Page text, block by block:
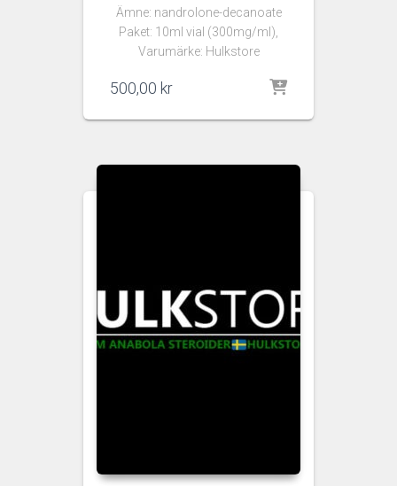
Ämne: nandrolone-decanoate
Paket: 10ml vial (300mg/ml),
Varumärke: Hulkstore
500,00 kr